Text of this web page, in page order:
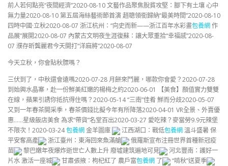
前人若何點亮“夜間經濟”2020-08-10 文藝作品聚焦脫貧攻堅：腳下有土壤 心中
無力量2020-08-10 第五屆海絲藝術節首演 趙聰領銜歸納“最美時間”2020-08-10
四時中國·立秋2020-08-07 浙江杭州：“向史而新——浙江百年水彩畫包養網作
品展”展開2020-08-07 內蒙古文明夜生涯復蘇：讓大眾重拾“幸福感”2020-08-
07 濮存昕龔麗君今天開打“洋麻將”2020-08-07
今天立秋，你會貼秋膘嗎？
三伏到了，中秋還會遠嗎2020-07-28 月餅來鬥麗，哪款你會愛？2020-07-28
到始興水晶寨，赴一份鮮美紅嫩的楊梅之約2020-06-01 【美食】顏值實力雙雙
在線，蘋果引誘你抵抗得住嗎？2020-05-14 “三南”佳肴 鮮而分歧2020-05-07
又到一年春茶開采季，春茶價錢比擬今年有所降落2020-04-01 VR全景、外賣優
惠……星級飯店美食 為求“帶貨”名堂百出2020-03-27 愛吃辣？麥當勞9.9元辣堡
不限次！2020-03-24包養網金羊圖庫 江西湖口：戰低包養網溫斗盛暑 保
平安奪高產
浙江臺州：東海回來魚滿艙
俄羅斯宣布注冊世界首種新冠疫
苗
黎巴嫩年夜爆炸逝世亡人數上升 廢墟建筑遍地可見
河北豐南：護好一
片水 激活一座城
甘肅張掖：枸杞紅了 農戶富包養網 了
“啃秋”送夏季